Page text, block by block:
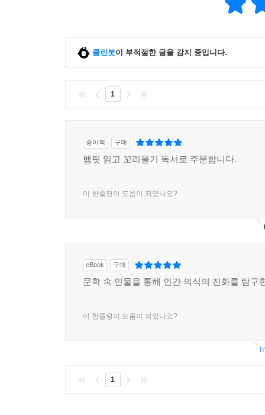
클린봇이 부적절한 글을 감지 중입니다.
1
종이책 구매
햄릿 읽고 꼬리물기 독서로 주문합니다.
이 한줄평이 도움이 되었나요?
eBook 구매
문학 속 인물을 통해 인간 의식의 진화를 탐구
이 한줄평이 도움이 되었나요?
1